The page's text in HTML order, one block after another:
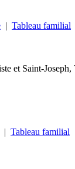
| Tableau familial
et Saint-
| Tableau familial